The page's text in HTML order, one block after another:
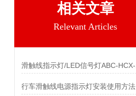
相关文章
Relevant Articles
行车滑触线电源指示灯安装使用方法